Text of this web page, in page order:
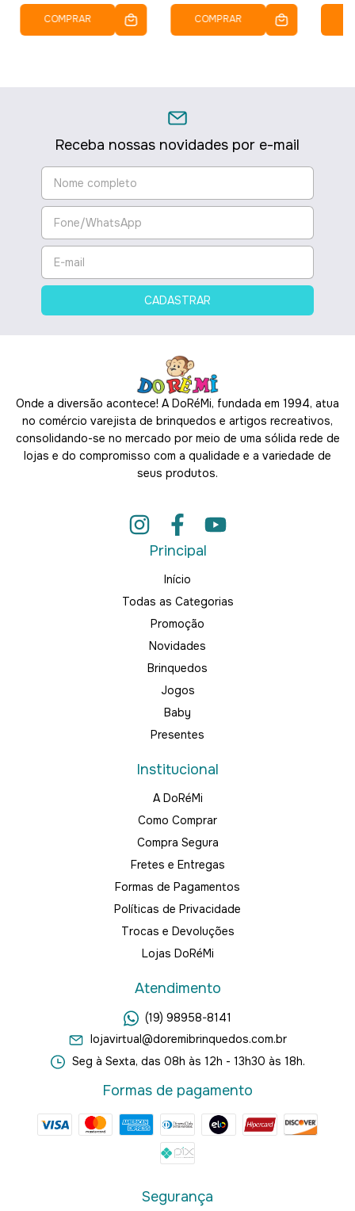
COMPRAR COMPRAR
Receba nossas novidades por e-mail
Onde a diversão acontece! A DoRéMi, fundada em 1994, atua
no comércio varejista de brinquedos e artigos recreativos,
consolidando-se no mercado por meio de uma sólida rede de
lojas e do compromisso com a qualidade e a variedade de
seus produtos.
Principal
Início
Todas as Categorias
Promoção
Novidades
Brinquedos
Jogos
Baby
Presentes
Institucional
A DoRéMi
Como Comprar
Compra Segura
Fretes e Entregas
Formas de Pagamentos
Políticas de Privacidade
Trocas e Devoluções
Lojas DoRéMi
Atendimento
(19) 98958-8141
lojavirtual@doremibrinquedos.com.br
Seg à Sexta, das 08h às 12h - 13h30 às 18h.
Formas de pagamento
Segurança